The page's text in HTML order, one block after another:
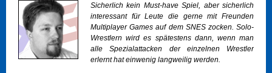
Sicherlich kein Must-have Spiel, aber sicherlich
interessant für Leute die gerne mit Freunden
Multiplayer Games auf dem SNES zocken. Solo-
Wrestlern wird es spätestens dann, wenn man
alle Spezialattacken der einzelnen Wrestler
erlernt hat einwenig langweilig werden.